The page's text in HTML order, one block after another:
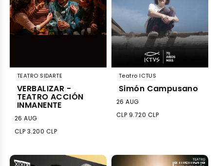
TEATRO SIDARTE
VERBALIZAR -
TEATRO ACCIÓN
INMANENTE
26 AUG
CLP 3.200 CLP
Teatro ICTUS
Simón Campusano
26 AUG
CLP 9.720 CLP